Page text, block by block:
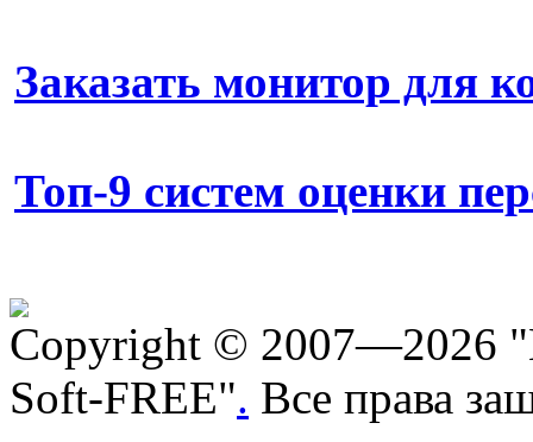
Заказать монитор для
Топ-9 систем оценки
Copyright © 2007—2026
Soft-FREE". Все права